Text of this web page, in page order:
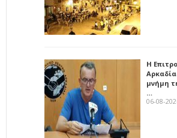
Η
μνήμη
…
06-08-